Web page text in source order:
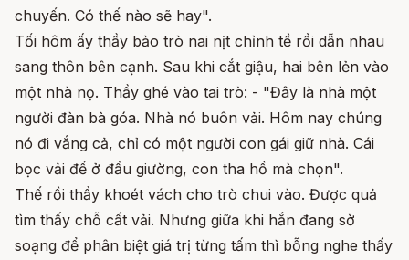
chuyến. Có thế nào sẽ hay".
Tối hôm ấy thầy bảo trò nai nịt chỉnh tề rồi dẫn nhau
sang thôn bên cạnh. Sau khi cắt giậu, hai bên lẻn vào
một nhà nọ. Thầy ghé vào tai trò: - "Đây là nhà một
người đàn bà góa. Nhà nó buôn vải. Hôm nay chúng
nó đi vắng cả, chỉ có một người con gái giữ nhà. Cái
bọc vải để ở đầu giường, con tha hồ mà chọn".
Thế rồi thầy khoét vách cho trò chui vào. Được quả
tìm thấy chỗ cất vải. Nhưng giữa khi hắn đang sờ
soạng để phân biệt giá trị từng tấm thì bỗng nghe thấy